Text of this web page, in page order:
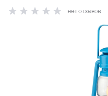
нет отзывов